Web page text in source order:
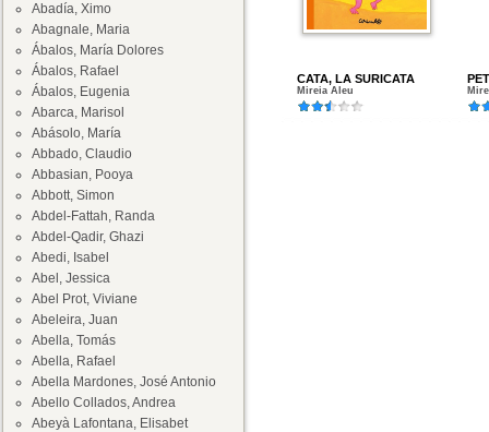
Abadía, Ximo
Abagnale, Maria
Ábalos, María Dolores
Ábalos, Rafael
Ábalos, Eugenia
Abarca, Marisol
Abásolo, María
Abbado, Claudio
Abbasian, Pooya
Abbott, Simon
Abdel-Fattah, Randa
Abdel-Qadir, Ghazi
Abedi, Isabel
Abel, Jessica
Abel Prot, Viviane
Abeleira, Juan
Abella, Tomás
Abella, Rafael
Abella Mardones, José Antonio
Abello Collados, Andrea
Abeyà Lafontana, Elisabet
CATA, LA SURICATA
Mireia Aleu